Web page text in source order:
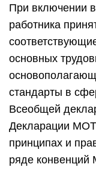
При включении
работника
основных
стандарты в
Всеобщей
Декларации
принципах и
ряде конвенций